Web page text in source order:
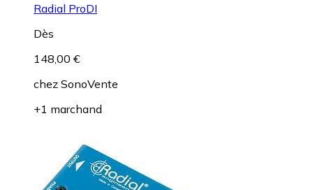
Radial ProDI
Dès
148,00 €
chez SonoVente
+1 marchand